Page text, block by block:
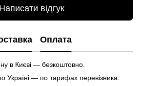
Написати відгук
Оплата
в Києві — безкоштовно.
— по тарифах перевізника.